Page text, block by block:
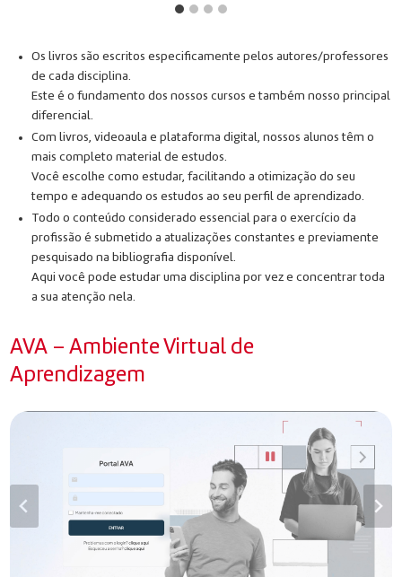
Os livros são escritos especificamente pelos autores/professores
de cada disciplina.
Este é o fundamento dos nossos cursos e também nosso principal
diferencial.
Com livros, videoaula e plataforma digital, nossos alunos têm o
mais completo material de estudos.
Você escolhe como estudar, facilitando a otimização do seu
tempo e adequando os estudos ao seu perfil de aprendizado.
Todo o conteúdo considerado essencial para o exercício da
profissão é submetido a atualizações constantes e previamente
pesquisado na bibliografia disponível.
Aqui você pode estudar uma disciplina por vez e concentrar toda
a sua atenção nela.
AVA – Ambiente Virtual de
Aprendizagem